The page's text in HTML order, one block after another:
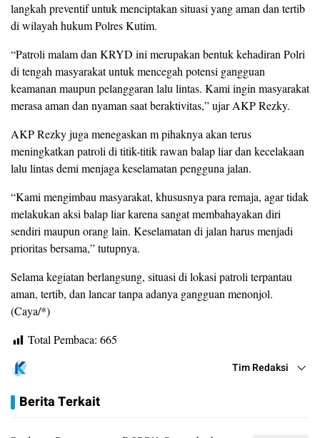
langkah preventif untuk menciptakan situasi yang aman dan tertib
di wilayah hukum Polres Kutim.
“Patroli malam dan KRYD ini merupakan bentuk kehadiran Polri
di tengah masyarakat untuk mencegah potensi gangguan
keamanan maupun pelanggaran lalu lintas. Kami ingin masyarakat
merasa aman dan nyaman saat beraktivitas,” ujar AKP Rezky.
AKP Rezky juga menegaskan m pihaknya akan terus
meningkatkan patroli di titik-titik rawan balap liar dan kecelakaan
lalu lintas demi menjaga keselamatan pengguna jalan.
“Kami mengimbau masyarakat, khususnya para remaja, agar tidak
melakukan aksi balap liar karena sangat membahayakan diri
sendiri maupun orang lain. Keselamatan di jalan harus menjadi
prioritas bersama,” tutupnya.
Selama kegiatan berlangsung, situasi di lokasi patroli terpantau
aman, tertib, dan lancar tanpa adanya gangguan menonjol.
(Caya/*)
Total Pembaca: 665
Tim Redaksi
Berita Terkait